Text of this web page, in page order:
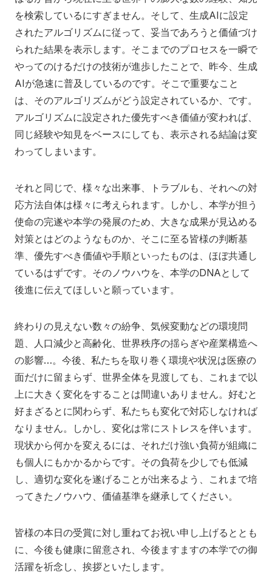
を検索しているにすぎません。そして、生成AIに設定
されたアルゴリズムに従って、妥当であろうと価値づけ
られた結果を表示します。そこまでのプロセスを一瞬で
やってのけるだけの技術が進歩したことで、昨今、生成
AIが急速に普及しているのです。そこで重要なこと
は、そのアルゴリズムがどう設定されているか、です。
アルゴリズムに設定された優先すべき価値が変われば、
同じ経験や知見をベースにしても、表示される結論は変
わってしまいます。
それと同じで、様々な出来事、トラブルも、それへの対
応方法自体は様々に考えられます。しかし、本学が担う
使命の完遂や本学の発展のため、大きな成果が見込める
対策とはどのようなものか、そこに至る皆様の判断基
準、優先すべき価値や手順といったものは、ほぼ共通し
ているはずです。そのノウハウを、本学のDNAとして
後進に伝えてほしいと願っています。
終わりの見えない数々の紛争、気候変動などの環境問
題、人口減少と高齢化、世界秩序の揺らぎや産業構造へ
の影響…。今後、私たちを取り巻く環境や状況は医療の
面だけに留まらず、世界全体を見渡しても、これまで以
上に大きく変化をすることは間違いありません。好むと
好まざるとに関わらず、私たちも変化で対応しなければ
なりません。しかし、変化は常にストレスを伴います。
現状から何かを変えるには、それだけ強い負荷が組織に
も個人にもかかるからです。その負荷を少しでも低減
し、適切な変化を遂げることが出来るよう、これまで培
ってきたノウハウ、価値基準を継承してください。
皆様の本日の受賞に対し重ねてお祝い申し上げるととも
に、今後も健康に留意され、今後ますますの本学での御
活躍を祈念し、挨拶といたします。